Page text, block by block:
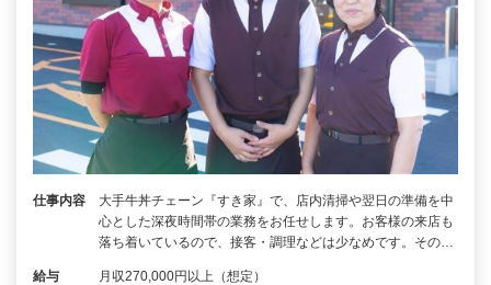
仕事内容
大手牛丼チェーン『すき家』で、店内清掃や翌日の準備を中
心とした深夜時間帯の業務をお任せします。お客様の来店も
落ち着いているので、接客・調理などは少なめです。その…
給与 月収270,000円以上（想定）